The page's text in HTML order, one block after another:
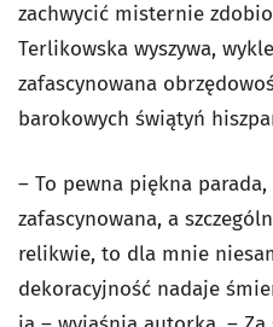
zachwycić misternie
Terlikowska wyszywa,
zafascynowana
barokowych świątyń
– To pewna piękna
zafascynowana, a
relikwie, to dla mnie
dekoracyjność nadaje